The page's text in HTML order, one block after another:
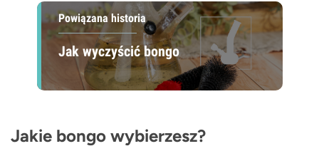
Powiązana historia
Jak wyczyścić bongo
Jakie bongo wybierzesz?